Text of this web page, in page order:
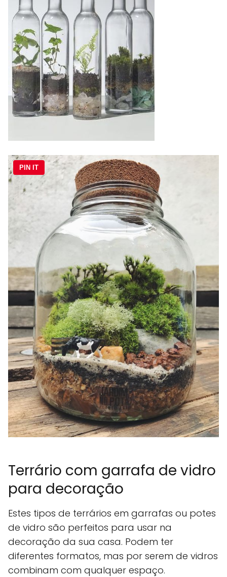
PIN IT
Terrário com garrafa de vidro
para decoração
Estes tipos de terrários em garrafas ou potes
de vidro são perfeitos para usar na
decoração da sua casa. Podem ter
diferentes formatos, mas por serem de vidros
combinam com qualquer espaço.